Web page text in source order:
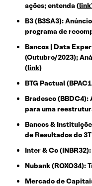
ações; entenda (link
B3 (B3SA3):
programa de
Bancos | Data
(Outubro/2023);
(link)
BTG Pactual
Bradesco (BBDC4):
para uma
Bancos &
de Resultados do
Inter & Co
Nubank (ROXO34):
Mercado de